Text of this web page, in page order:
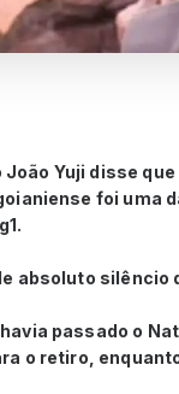
João Yuji disse
foi uma
absoluto
passado o
o retiro,